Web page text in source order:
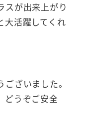
スが出来上がり
大活躍してくれ
ざいました。
どうぞご安全